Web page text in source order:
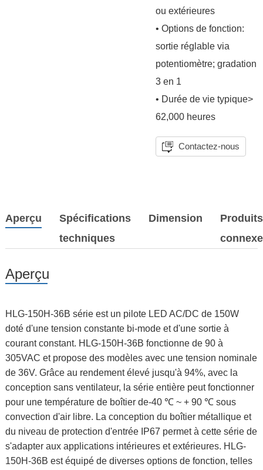
ou extérieures
• Options de fonction:
sortie réglable via
potentiomètre; gradation
3 en 1
• Durée de vie typique>
62,000 heures
Contactez-nous
Aperçu
Spécifications
techniques
Dimension
Produits
Aperçu
HLG-150H-36B série est un pilote LED AC/DC de 150W
doté d'une tension constante bi-mode et d'une sortie à
courant constant. HLG-150H-36B fonctionne de 90 à
305VAC et propose des modèles avec une tension nominale
de 36V. Grâce au rendement élevé jusqu'à 94%, avec la
conception sans ventilateur, la série entière peut fonctionner
pour une température de boîtier de-40 ℃ ~ + 90 ℃ sous
convection d'air libre. La conception du boîtier métallique et
du niveau de protection d'entrée IP67 permet à cette série de
s'adapter aux applications intérieures et extérieures. HLG-
150H-36B est équipé de diverses options de fonction, telles